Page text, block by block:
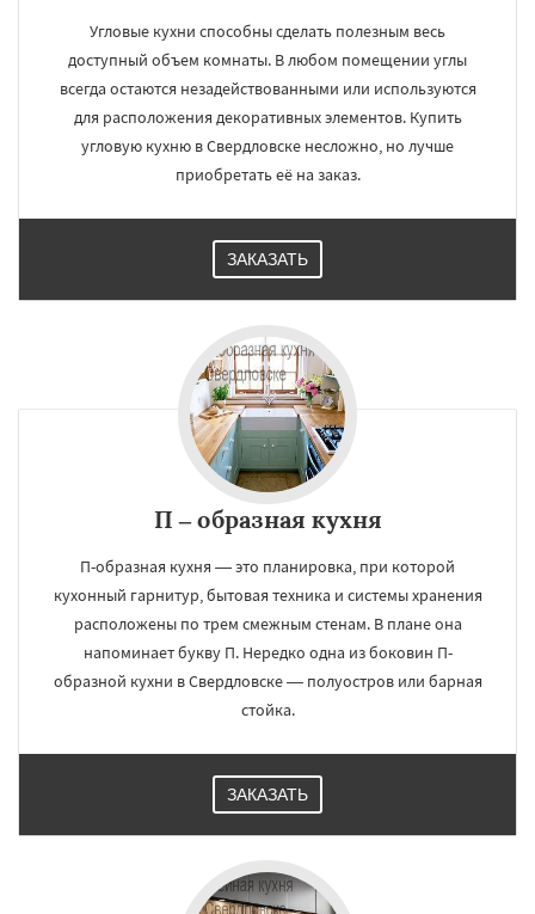
Угловые кухни способны сделать полезным весь
доступный объем комнаты. В любом помещении углы
всегда остаются незадействованными или используются
для расположения декоративных элементов. Купить
угловую кухню в Свердловске несложно, но лучше
приобретать её на заказ.
ЗАКАЗАТЬ
П – образная кухня
П-образная кухня — это планировка, при которой
кухонный гарнитур, бытовая техника и системы хранения
расположены по трем смежным стенам. В плане она
напоминает букву П. Нередко одна из боковин П-
образной кухни в Свердловске — полуостров или барная
стойка.
ЗАКАЗАТЬ